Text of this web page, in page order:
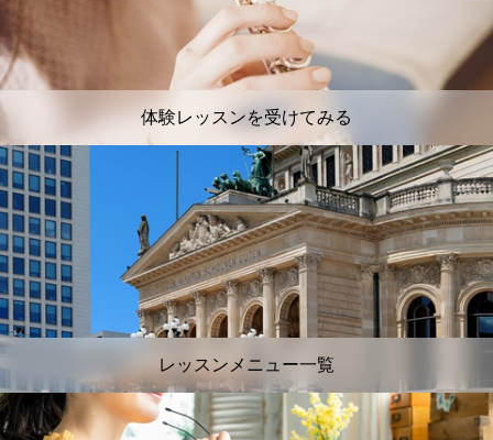
体験レッスンを受けてみる
レッスンメニュー一覧